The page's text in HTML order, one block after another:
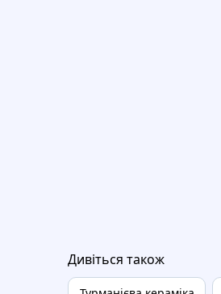
Дивіться також